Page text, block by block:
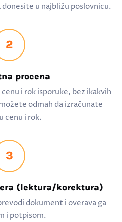
u najbližu poslovnicu.
2
procena
i rok isporuke, bez ikakvih
odmah da izračunate
cenu i rok.
3
(lektura/korektura)
dokument i overava ga
i potpisom.